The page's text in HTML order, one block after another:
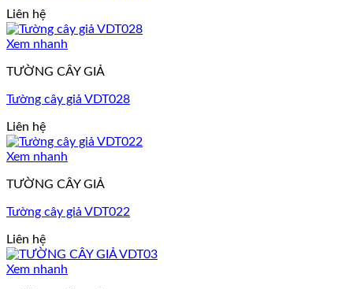
Liên hệ
Xem nhanh
TƯỜNG CÂY GIẢ
Tường cây giả VDT028
Liên hệ
Xem nhanh
TƯỜNG CÂY GIẢ
Tường cây giả VDT022
Liên hệ
Xem nhanh